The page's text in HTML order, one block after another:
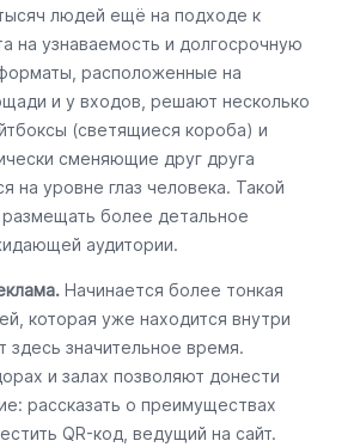
людей ещё на подходе к
на узнаваемость и долгосрочную
расположенные на
и у входов, решают несколько
(светящиеся короба) и
сменяющие друг друга
на уровне глаз человека. Такой
более детальное
аудитории.
Начинается более тонкая
которая уже находится внутри
здесь значительное время.
и залах позволяют донести
рассказать о преимуществах
QR-код, ведущий на сайт.